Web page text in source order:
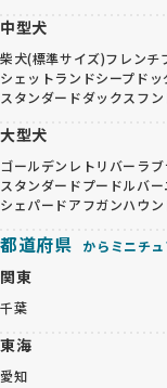
中型犬
柴犬(標準サイズ)フレンチ
シェットランドシープドッ
スタンダードダックスフン
大型犬
ゴールデンレトリバー ラ
スタンダードプードルバ
シェパードアフガンハウン
都道府県 からミニチ
関東
千葉
東海
愛知